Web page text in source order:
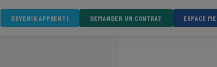
DEVENIR APPRENTI DEMANDER UN CONTRAT ESPACE